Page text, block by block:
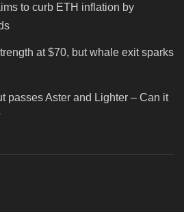
to curb ETH inflation by
at $70, but whale exit sparks
passes Aster and Lighter – Can it